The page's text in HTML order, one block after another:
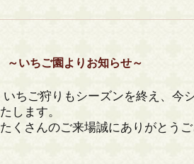
～いちご園よりお知らせ～
いちご狩りもシーズンを終え、今
たします。
たくさんのご来場誠にありがとうご